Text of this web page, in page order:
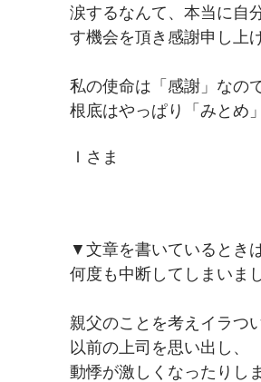
涙するなんて、本当に自
す機会を頂き感謝申し上
私の使命は「感謝」なの
根底はやっぱり「みとめ
Ｉさま
▼文章を書いているとき
何度も中断してしまいまし
親父のことを考えイラつ
以前の上司を思い出し、
動悸が激しくなったりし